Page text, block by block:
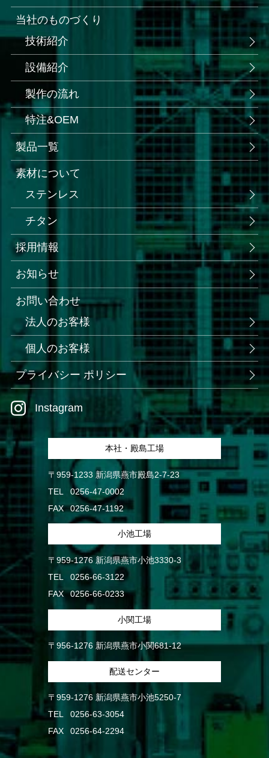
当社のものづくり
技術紹介
設備紹介
製作の流れ
特注&OEM
Instagram
製品一覧
素材について
ステンレス
チタン
採用情報
お知らせ
お問い合わせ
法人のお客様
個人のお客様
プライバシー ポリシー
本社・殿島工場
〒959-1233 新潟県燕市殿島2-7-23
TEL
0256-47-0002
FAX
0256-47-1192
小池工場
〒959-1276 新潟県燕市小池3330-3
TEL
0256-66-3122
FAX
0256-66-0233
小関工場
〒956-1276 新潟県燕市小関681-12
配送センター
〒959-1276 新潟県燕市小池5250-7
TEL
0256-63-3054
FAX
0256-64-2294